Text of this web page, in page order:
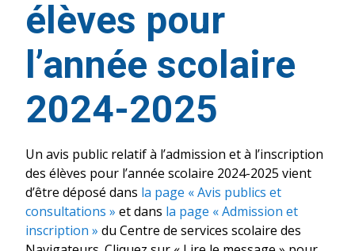
élèves pour
l’année scolaire
2024-2025
Un avis public relatif à l’admission et à l’inscription
des élèves pour l’année scolaire 2024-2025 vient
d’être déposé dans la page « Avis publics et
consultations » et dans la page « Admission et
inscription » du Centre de services scolaire des